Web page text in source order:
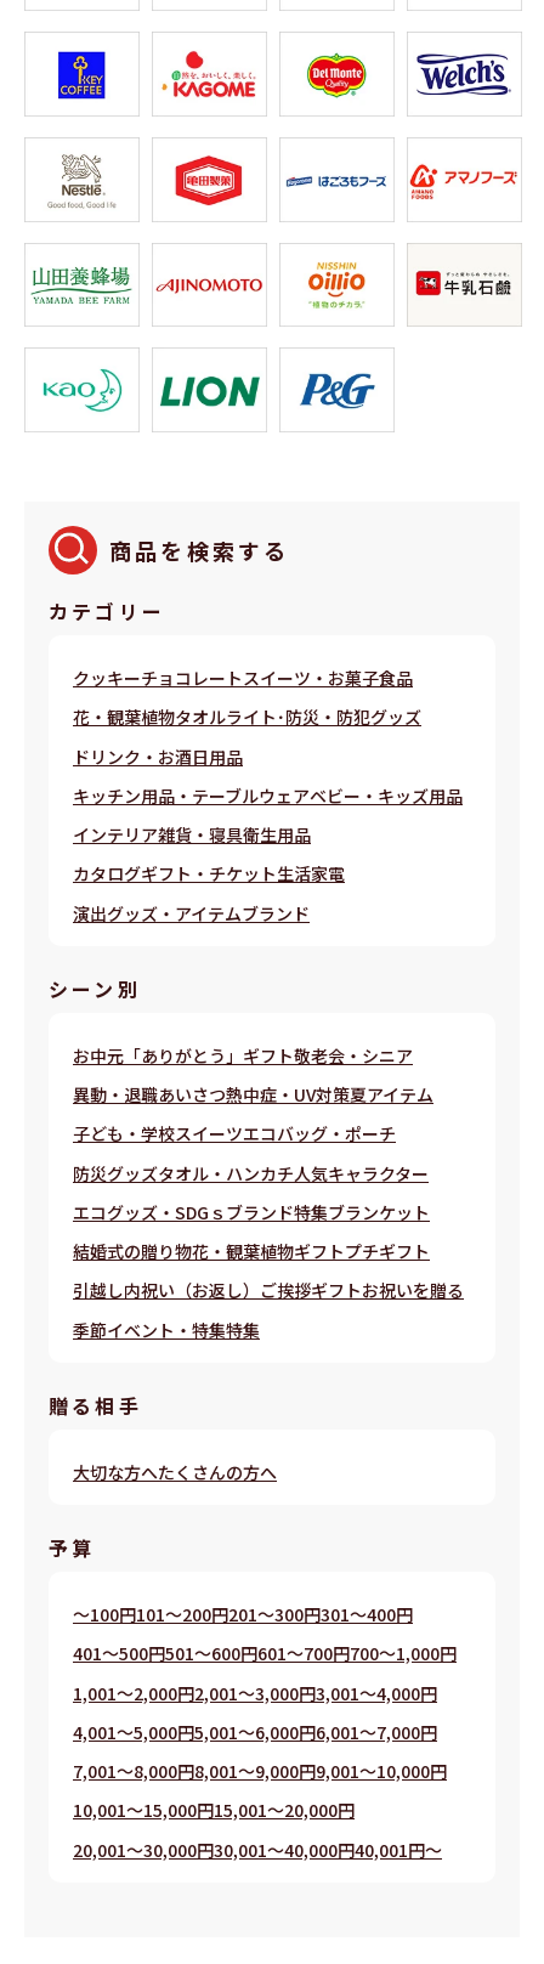
商品を検索する
カテゴリー
クッキーチョコレートスイーツ・お菓子食品
花・観葉植物タオルライト･防災・防犯グッズ
ドリンク・お酒日用品
キッチン用品・テーブルウェアベビー・キッズ用品
インテリア雑貨・寝具衛生用品
カタログギフト・チケット生活家電
演出グッズ・アイテムブランド
シーン別
お中元 「ありがとう」ギフト敬老会・シニア
異動・退職あいさつ熱中症・UV対策夏アイテム
子ども・学校スイーツエコバッグ・ポーチ
防災グッズタオル・ハンカチ人気キャラクター
エコグッズ・SDGｓ ブランド特集ブランケット
結婚式の贈り物花・観葉植物ギフトプチギフト
引越し内祝い（お返し） ご挨拶ギフトお祝いを贈る
季節イベント・特集特集
贈る相⼿
大切な方へたくさんの方へ
予算
～100円101～200円201～300円301～400円
401～500円501～600円601～700円700～1,000円
1,001～2,000円2,001～3,000円3,001～4,000円
4,001～5,000円5,001～6,000円6,001～7,000円
7,001～8,000円8,001～9,000円9,001～10,000円
10,001～15,000円15,001～20,000円
20,001～30,000円30,001～40,000円40,001円～